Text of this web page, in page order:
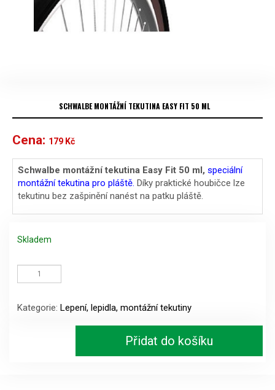
SCHWALBE MONTÁŽNÍ TEKUTINA EASY FIT 50 ML
Cena: 179 Kč
Schwalbe montážní tekutina Easy Fit 50 ml, speciální
montážní tekutina pro pláště. Díky praktické houbičce lze
tekutinu bez zašpinění nanést na patku pláště.
Skladem
montážní
tekutina
Fit
Kategorie: Lepení, lepidla, montážní tekutiny
Přidat do košíku